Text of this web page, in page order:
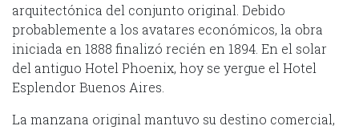
arquitectónica del conjunto original. Debido
probablemente a los avatares económicos, la obra
iniciada en 1888 finalizó recién en 1894. En el solar
del antiguo Hotel Phoenix, hoy se yergue el Hotel
Esplendor Buenos Aires.
La manzana original mantuvo su destino comercial,